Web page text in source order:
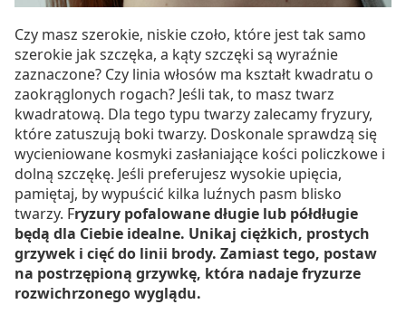
Czy masz szerokie, niskie czoło, które jest tak samo
szerokie jak szczęka, a kąty szczęki są wyraźnie
zaznaczone? Czy linia włosów ma kształt kwadratu o
zaokrąglonych rogach? Jeśli tak, to masz twarz
kwadratową. Dla tego typu twarzy zalecamy fryzury,
które zatuszują boki twarzy. Doskonale sprawdzą się
wycieniowane kosmyki zasłaniające kości policzkowe i
dolną szczękę. Jeśli preferujesz wysokie upięcia,
pamiętaj, by wypuścić kilka luźnych pasm blisko
twarzy. Fryzury pofalowane długie lub półdługie
będą dla Ciebie idealne. Unikaj ciężkich, prostych
grzywek i cięć do linii brody. Zamiast tego, postaw
na postrzępioną grzywkę, która nadaje fryzurze
rozwichrzonego wyglądu.